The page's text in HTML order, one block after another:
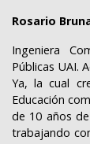
Rosario
Ingeniera
Públicas UAI.
Ya, la cual
Educación
de 10 años
trabajando